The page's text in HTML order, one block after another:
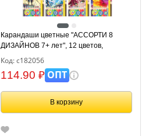
Карандаши цветные "АССОРТИ 8
ДИЗАЙНОВ 7+ лет", 12 цветов,
трехгранные, BRAUBERG, 182056
Код: с182056
114.90 ₽ОПТ
В корзину